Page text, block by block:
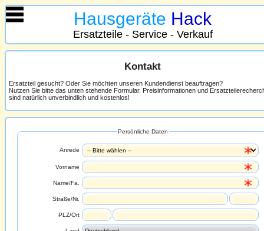
Hausgeräte Hack
Ersatzteile - Service - Verkauf
Kontakt
Ersatzteil gesucht? Oder Sie möchten unseren Kundendienst beauftragen?
Nutzen Sie bitte das unten stehende Formular. Preisinformationen und
sind natürlich unverbindlich und kostenlos!
Persönliche Daten
Anrede
Vorname
Name/Fa.
Straße/Nr.
PLZ/Ort